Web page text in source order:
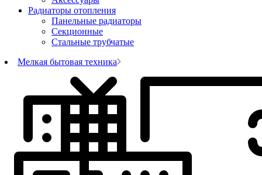
Радиаторы отопления
Панельные радиаторы
Секционные
Стальные трубчатые
Мелкая бытовая техника